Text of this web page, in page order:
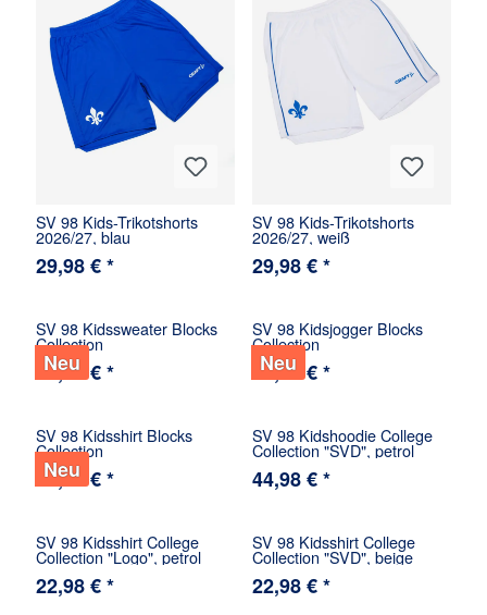
SV 98 Kids-Trikotshorts
2026/27, blau
29,98 € *
SV 98 Kids-Trikotshorts
2026/27, weiß
29,98 € *
Neu
SV 98 Kidssweater Blocks
Collection
34,98 € * Neu
SV 98 Kidsjogger Blocks
Collection
34,98 € *
Neu
SV 98 Kidsshirt Blocks
Collection
24,98 € *
SV 98 Kidshoodie College
Collection "SVD", petrol
44,98 € *
SV 98 Kidsshirt College
Collection "Logo", petrol
22,98 € *
SV 98 Kidsshirt College
Collection "SVD", beige
22,98 € *